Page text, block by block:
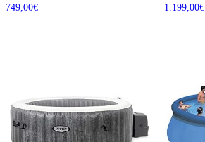
749,00€ 1.199,00€